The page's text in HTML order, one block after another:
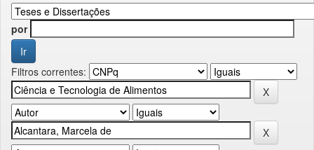
por
Filtros correntes: